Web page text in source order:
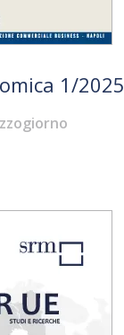
1/2025